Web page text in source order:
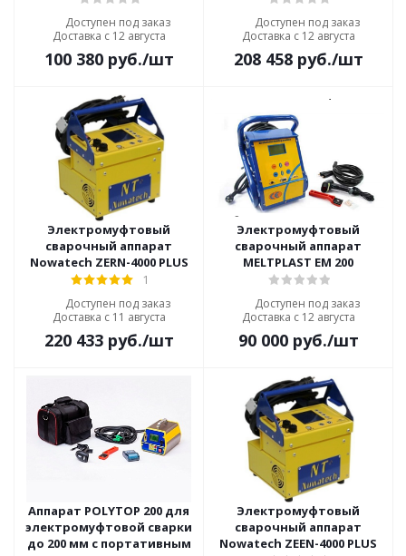
Доступен под заказ
Доставка с 12 августа
100 380руб./шт
Доступен под заказ
Доставка с 12 августа
208 458руб./шт
Электромуфтовый
сварочный аппарат
Nowatech ZERN-4000 PLUS
1
Доступен под заказ
Доставка с 11 августа
220 433руб./шт
Электромуфтовый
сварочный аппарат
MELTPLAST EM 200
Доступен под заказ
Доставка с 12 августа
90 000руб./шт
Аппарат POLYTOP 200 для
электромуфтовой сварки
до 200 мм c портативным
Электромуфтовый
сварочный аппарат
Nowatech ZEEN-4000 PLUS